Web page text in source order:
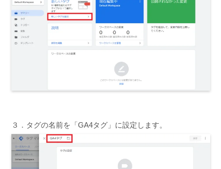
３．タグの名前を「GA4タグ」に設定します。